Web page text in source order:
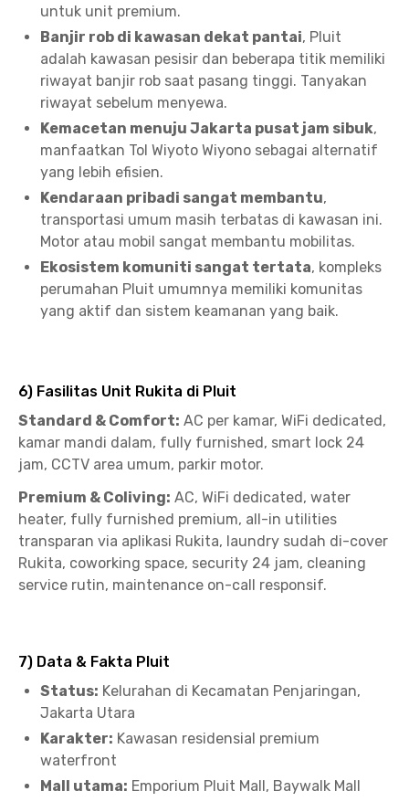
untuk unit premium.
Banjir rob di kawasan dekat pantai, Pluit
adalah kawasan pesisir dan beberapa titik memiliki
riwayat banjir rob saat pasang tinggi. Tanyakan
riwayat sebelum menyewa.
Kemacetan menuju Jakarta pusat jam sibuk,
manfaatkan Tol Wiyoto Wiyono sebagai alternatif
yang lebih efisien.
Kendaraan pribadi sangat membantu,
transportasi umum masih terbatas di kawasan ini.
Motor atau mobil sangat membantu mobilitas.
Ekosistem komuniti sangat tertata, kompleks
perumahan Pluit umumnya memiliki komunitas
yang aktif dan sistem keamanan yang baik.
6) Fasilitas Unit Rukita di Pluit
Standard & Comfort: AC per kamar, WiFi dedicated,
kamar mandi dalam, fully furnished, smart lock 24
jam, CCTV area umum, parkir motor.
Premium & Coliving: AC, WiFi dedicated, water
heater, fully furnished premium, all-in utilities
transparan via aplikasi Rukita, laundry sudah di-cover
Rukita, coworking space, security 24 jam, cleaning
service rutin, maintenance on-call responsif.
7) Data & Fakta Pluit
Status: Kelurahan di Kecamatan Penjaringan,
Jakarta Utara
Karakter: Kawasan residensial premium
waterfront
Mall utama: Emporium Pluit Mall, Baywalk Mall